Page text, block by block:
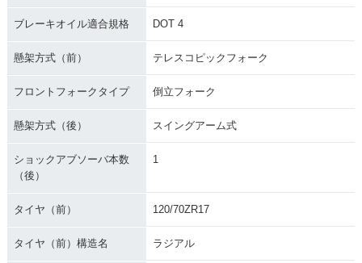
ブレーキオイル適合規格 DOT 4
懸架方式（前） テレスコピックフォーク
フロントフォークタイプ 倒立フォーク
懸架方式（後） スイングアーム式
ショックアブソーバ本数
（後）
1
タイヤ（前） 120/70ZR17
タイヤ（前）構造名 ラジアル